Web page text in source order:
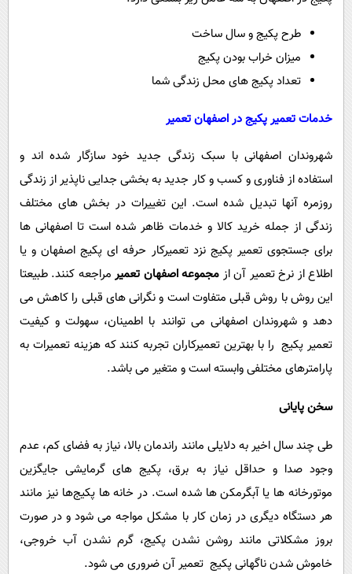
طرح پکیج و سال ساخت
میزان خراب بودن پکیج
تعداد پکیج های محل زندگی شما
خدمات تعمیر پکیج در اصفهان تعمیر
شهروندان اصفهانی با سبک زندگی جدید خود سازگار شده اند و
استفاده از فناوری و کسب و کار جدید به بخشی جدایی ناپذیر از زندگی
روزمره آنها تبدیل شده است. این تغییرات در بخش های مختلف
زندگی از جمله خرید کالا و خدمات ظاهر شده است تا اصفهانی ها
برای جستجوی تعمیر پکیج نزد تعمیرکار حرفه ای پکیج اصفهان و یا
اطلاع از نرخ تعمیر آن از مجموعه اصفهان تعمیرمراجعه کنند. طبیعتا
این روش با روش قبلی متفاوت است و نگرانی های قبلی را کاهش می
دهد و شهروندان اصفهانی می توانند با اطمینان، سهولت و کیفیت
تعمیر پکیج را با بهترین تعمیرکاران تجربه کنند که هزینه تعمیرات به
پارامترهای مختلفی وابسته است و متغیر می باشد.
سخن پایانی
طی چند سال اخیر به دلایلی مانند راندمان بالا، نیاز به فضای کم، عدم
وجود صدا و حداقل نیاز به برق، پکیج های گرمایشی جایگزین
موتورخانه ها یا آبگرمکن ها شده است. در خانه ها پکیج‌ها نیز مانند
هر دستگاه دیگری در زمان کار با مشکل مواجه می شود و در صورت
بروز مشکلاتی مانند روشن نشدن پکیج، گرم نشدن آب خروجی،
خاموش شدن ناگهانی پکیج تعمیر آن ضروری می شود.